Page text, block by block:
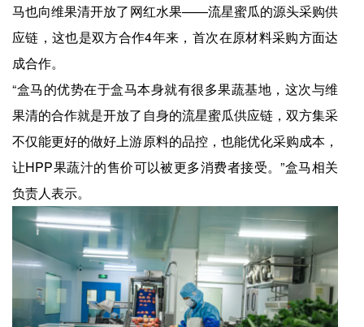
马也向维果清开放了网红水果——流星蜜瓜的源头采购供
应链，这也是双方合作4年来，首次在原材料采购方面达
成合作。
“盒马的优势在于盒马本身就有很多果蔬基地，这次与维
果清的合作就是开放了自身的流星蜜瓜供应链，双方集采
不仅能更好的做好上游原料的品控，也能优化采购成本，
让HPP果蔬汁的售价可以被更多消费者接受。”盒马相关
负责人表示。